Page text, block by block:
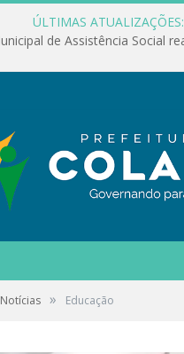
ÚLTIMAS ATUALIZAÇÕES:
Notícias » Educação